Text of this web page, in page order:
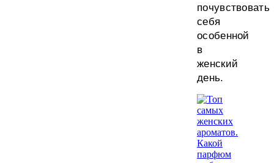
почувствовать
себя
особенной
в
женский
день.